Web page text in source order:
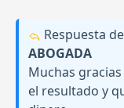
Respuesta de
ABOGADA
Muchas
el resultado y